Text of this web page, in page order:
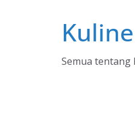
Semua tentang